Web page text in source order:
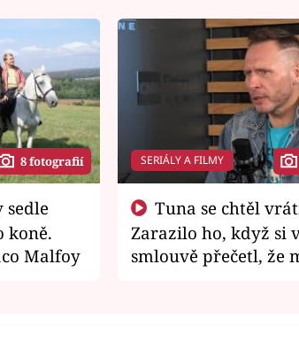
8 fotografií
koně.
Malfoy
SERIÁLY A FILMY
Zarazilo ho, když si
smlouvě přečetl, že